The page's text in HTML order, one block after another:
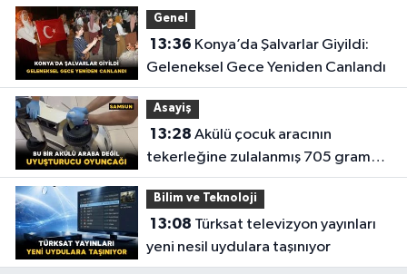
Genel
13:36
Geleneksel Gece Yeniden Canlandı
Asayiş
13:28
tekerleğine zulalanmış 705 gram
metamfetamin ele geçirildi
Bilim ve Teknoloji
13:08
yeni nesil uydulara taşınıyor